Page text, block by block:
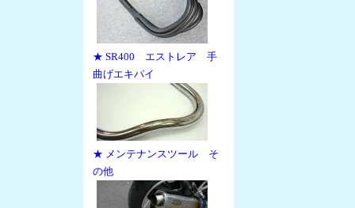
★ SR400 エストレア 手
曲げエキパイ
★ メンテナンスツール そ
の他